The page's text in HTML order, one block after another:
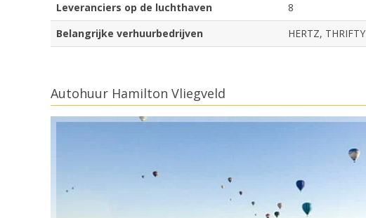
Leveranciers op de luchthaven
8
Belangrijke verhuurbedrijven
HERTZ, THRIFTY
Autohuur Hamilton Vliegveld